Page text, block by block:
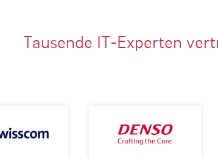
Tausende IT-Experten